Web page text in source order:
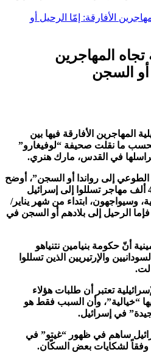
تجاه المهاجرين
أو السجن
المهاجرين الأفارقة فيها بين
بحسب ما نقلت صحيفة “لوفيغارو”
في القدس، مارك هنري.
إلى رواندا أو السجن”، أوضح
أن الأمر يتعلق بما يقرب من 40 ألف مهاجر تسللوا إلى إسرائيل
وسيواجهون، ابتداء من شهر يناير/
خياراً صعباً، فإما الرحيل إلى بلادهم أو السجن في
أنّ حكومة بنيامين نتنياهو
والإرتيريين الذين تسللوا
تعتبر أن طلبات هؤلاء
“خيالية”، وأن السبب فقط هو
في إسرائيل.
ساهم في ظهور “غيتو” في
وفقاً لشكايات بعض السكّان.